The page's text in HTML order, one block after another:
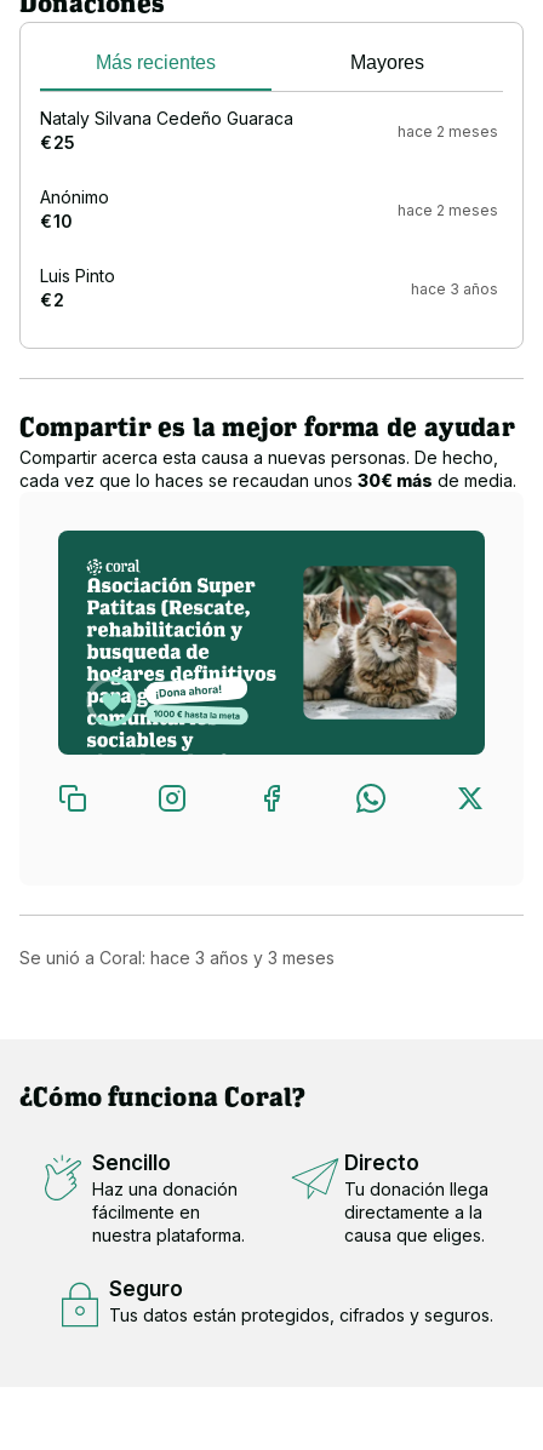
Más recientes Mayores
Nataly Silvana Cedeño Guaraca
€ 25
hace 2 meses
Anónimo
€ 10
hace 2 meses
Luis Pinto
€ 2
hace 3 años
Compartir es la mejor forma de ayudar
Compartir acerca esta causa a nuevas personas. De hecho,
cada vez que lo haces se recaudan unos 30€ más de media.
Se unió a Coral: hace 3 años y 3 meses
¿Cómo funciona Coral?
Sencillo
Haz una donación
fácilmente en
nuestra plataforma.
Directo
Tu donación llega
directamente a la
causa que eliges.
Seguro
Tus datos están protegidos, cifrados y seguros.